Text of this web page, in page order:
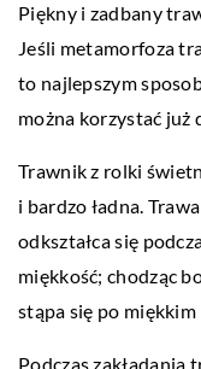
Piękny i zadbany
Jeśli metamorfoza
to najlepszym
można korzystać już
Trawnik z rolki
i bardzo ładna.
odkształca się
miękkość; chodząc
stąpa się po
Podczas zakładania